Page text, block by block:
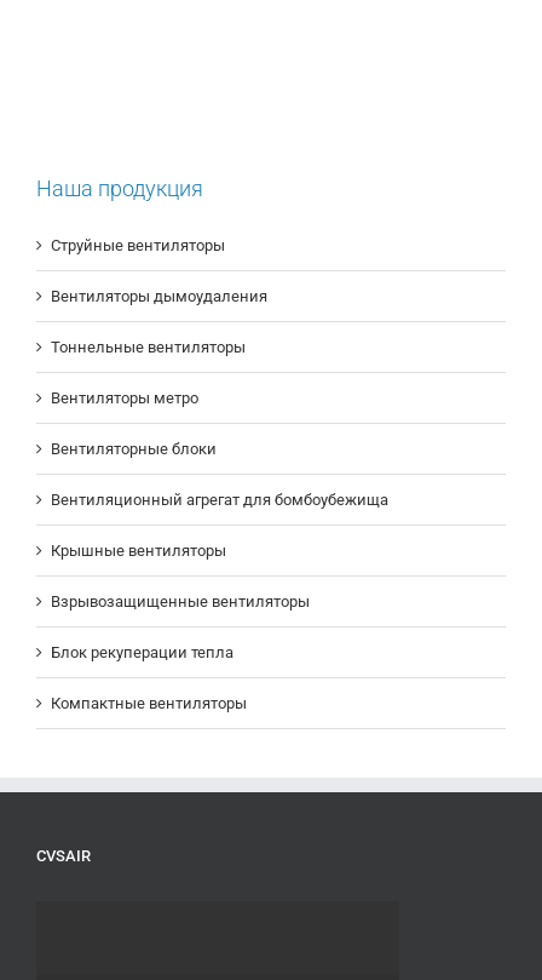
Наша продукция
Струйные вентиляторы
Вентиляторы дымоудаления
Тоннельные вентиляторы
Вентиляторы метро
Вентиляторные блоки
Вентиляционный агрегат для бомбоубежища
Крышные вентиляторы
Взрывозащищенные вентиляторы
Блок рекуперации тепла
Компактные вентиляторы
CVSAIR